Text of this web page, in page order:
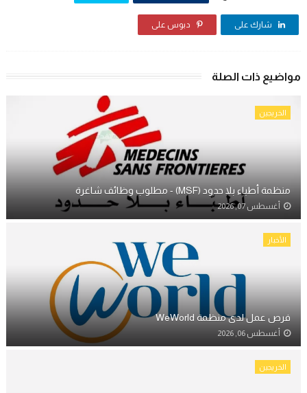
شارك على دبوس على
مواضيع ذات الصلة
الخريجين
منظمة أطباء بلا حدود (MSF) - مطلوب وظائف شاغرة
أغسطس 07, 2026
الأخبار
فرص عمل لدى منظمة WeWorld
أغسطس 06, 2026
الخريجين